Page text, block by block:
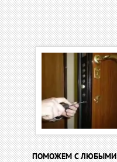
ПОМОЖЕМ С ЛЮБЫМИ